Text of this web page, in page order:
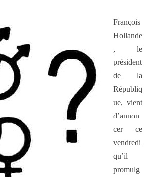
François
Hollande
, le
président
de la
Républiq
ue, vient
d’annon
cer ce
vendredi
qu’il
promulg